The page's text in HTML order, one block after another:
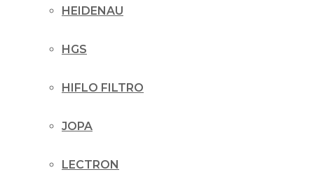
HEIDENAU
HGS
HIFLO FILTRO
JOPA
LECTRON